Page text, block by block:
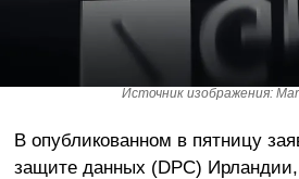
Источник изображения:
В опубликованном в пятницу
защите данных (DPC) Ирландии,